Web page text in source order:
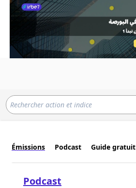
Émissions Podcast Guide gratuit
Podcast